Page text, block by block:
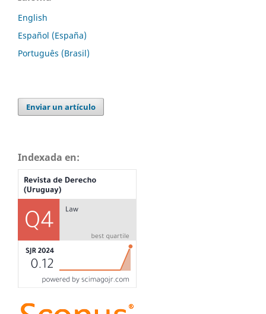
English
Español (España)
Português (Brasil)
Enviar un artículo
Indexada en: